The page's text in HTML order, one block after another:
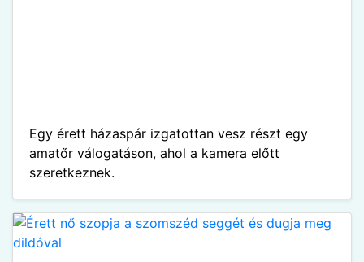
Egy érett házaspár izgatottan vesz részt egy
amatőr válogatáson, ahol a kamera előtt
szeretkeznek.